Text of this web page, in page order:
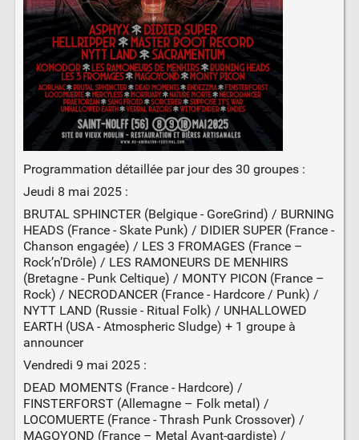
Programmation détaillée par jour des 30 groupes :
Jeudi 8 mai 2025 :
BRUTAL SPHINCTER (Belgique - GoreGrind) / BURNING
HEADS (France - Skate Punk) / DIDIER SUPER (France -
Chanson engagée) / LES 3 FROMAGES (France –
Rock’n’Drôle) / LES RAMONEURS DE MENHIRS
(Bretagne - Punk Celtique) / MONTY PICON (France –
Rock) / NECRODANCER (France - Hardcore / Punk) /
NYTT LAND (Russie - Ritual Folk) / UNHALLOWED
EARTH (USA - Atmospheric Sludge) + 1 groupe à
announcer
Vendredi 9 mai 2025 :
DEAD MOMENTS (France - Hardcore) /
FINSTERFORST (Allemagne – Folk metal) /
LOCOMUERTE (France - Thrash Punk Crossover) /
MAGOYOND (France – Metal Avant-gardiste) /